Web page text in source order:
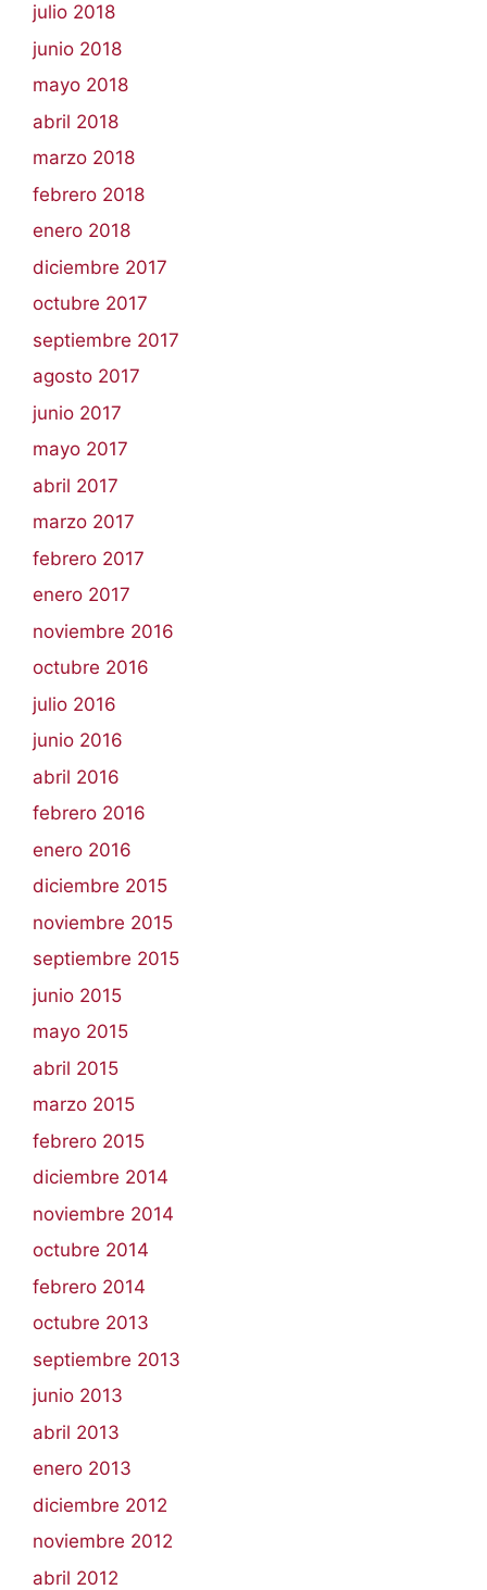
julio 2018
junio 2018
mayo 2018
abril 2018
marzo 2018
febrero 2018
enero 2018
diciembre 2017
octubre 2017
septiembre 2017
agosto 2017
junio 2017
mayo 2017
abril 2017
marzo 2017
febrero 2017
enero 2017
noviembre 2016
octubre 2016
julio 2016
junio 2016
abril 2016
febrero 2016
enero 2016
diciembre 2015
noviembre 2015
septiembre 2015
junio 2015
mayo 2015
abril 2015
marzo 2015
febrero 2015
diciembre 2014
noviembre 2014
octubre 2014
febrero 2014
octubre 2013
septiembre 2013
junio 2013
abril 2013
enero 2013
diciembre 2012
noviembre 2012
abril 2012